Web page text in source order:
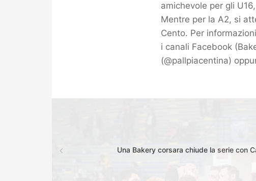
amichevole per gli
Mentre per la A2, si
Cento. Per
i canali Facebook
(@pallpiacentina)
Una Bakery corsara chiude la serie con